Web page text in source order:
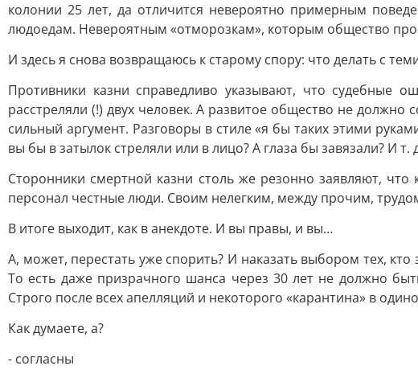
колонии 25 лет, да отличится невероятно примерным
людоедам. Невероятным «отморозкам», которым общество
И здесь я снова возвращаюсь к старому спору: что делать с
Противники казни справедливо указывают, что судебные
расстреляли (!) двух человек. А развитое общество не
сильный аргумент. Разговоры в стиле «я бы таких этими
вы бы в затылок стреляли или в лицо? А глаза бы завязали? И т.
Сторонники смертной казни столь же резонно заявляют,
персонал честные люди. Своим нелегким, между прочим,
В итоге выходит, как в анекдоте. И вы правы, и вы…
А, может, перестать уже спорить? И наказать выбором тех,
То есть даже призрачного шанса через 30 лет не должно
Строго после всех апелляций и некоторого «карантина» в
Как думаете, а?
- согласны